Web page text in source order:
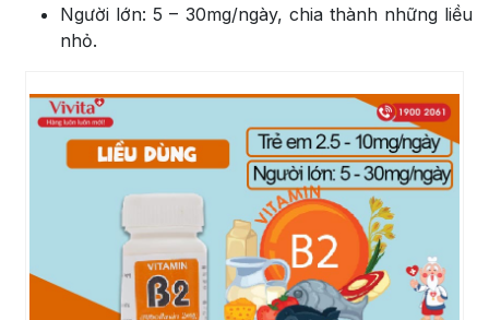
Người lớn: 5 – 30mg/ngày, chia thành những liều
nhỏ.